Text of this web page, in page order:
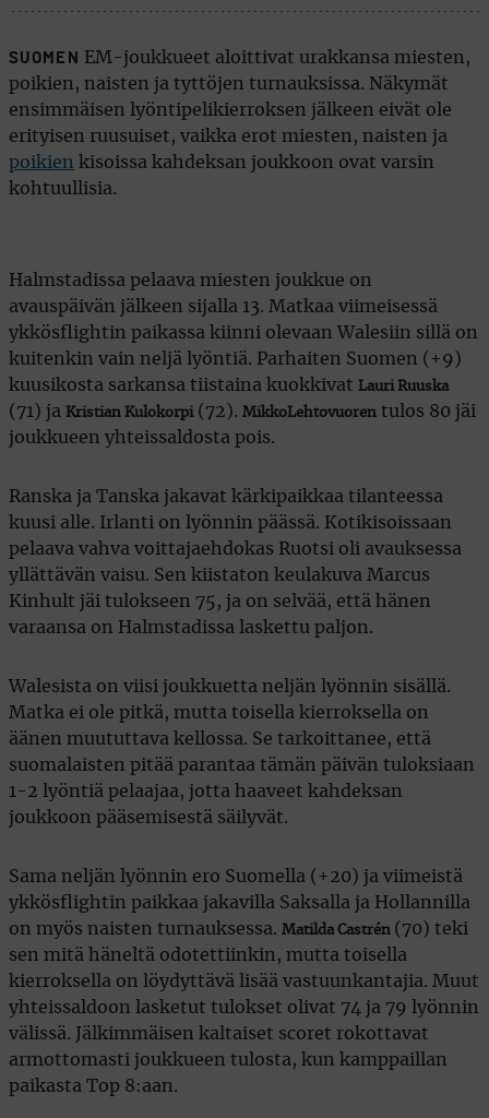
SUOMEN
EM-joukkueet aloittivat urakkansa miesten,
poikien, naisten ja tyttöjen turnauksissa. Näkymät
ensimmäisen lyöntipelikierroksen jälkeen eivät ole
erityisen ruusuiset, vaikka erot miesten, naisten ja
poikien kisoissa kahdeksan joukkoon ovat varsin
kohtuullisia.
Halmstadissa pelaava miesten joukkue on
avauspäivän jälkeen sijalla 13. Matkaa viimeisessä
ykkösflightin paikassa kiinni olevaan Walesiin sillä on
kuitenkin vain neljä lyöntiä. Parhaiten Suomen (+9)
kuusikosta sarkansa tiistaina kuokkivat Lauri Ruuska
(71) ja Kristian Kulokorpi (72). MikkoLehtovuoren tulos 80 jäi
joukkueen yhteissaldosta pois.
Ranska ja Tanska jakavat kärkipaikkaa tilanteessa
kuusi alle. Irlanti on lyönnin päässä. Kotikisoissaan
pelaava vahva voittajaehdokas Ruotsi oli avauksessa
yllättävän vaisu. Sen kiistaton keulakuva Marcus
Kinhult jäi tulokseen 75, ja on selvää, että hänen
varaansa on Halmstadissa laskettu paljon.
Walesista on viisi joukkuetta neljän lyönnin sisällä.
Matka ei ole pitkä, mutta toisella kierroksella on
äänen muututtava kellossa. Se tarkoittanee, että
suomalaisten pitää parantaa tämän päivän tuloksiaan
1-2 lyöntiä pelaajaa, jotta haaveet kahdeksan
joukkoon pääsemisestä säilyvät.
Sama neljän lyönnin ero Suomella (+20) ja viimeistä
ykkösflightin paikkaa jakavilla Saksalla ja Hollannilla
on myös naisten turnauksessa. Matilda Castrén (70) teki
sen mitä häneltä odotettiinkin, mutta toisella
kierroksella on löydyttävä lisää vastuunkantajia. Muut
yhteissaldoon lasketut tulokset olivat 74 ja 79 lyönnin
välissä. Jälkimmäisen kaltaiset scoret rokottavat
armottomasti joukkueen tulosta, kun kamppaillan
paikasta Top 8:aan.